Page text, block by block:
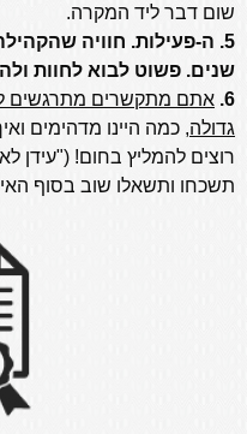
שום דבר ליד המקרה.
5. ה-פעילות. חוויה
שנים. פשוט לבוא לחוות
6. אתם מתקשרים מתרגשים
גדולה, כמה היינו מדהימים
רוצים להמליץ בחום! ("עידן
תשכחו ותשאלו שוב בסוף